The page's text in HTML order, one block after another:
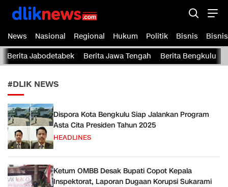
Dliknews.com
dliknews.com – Berita Cepat – Akurat dan Terverifikasi
News Nasional Regional Hukum Politik Bisnis Bisnis
Berita Jabodetabek Berita Jawa Tengah Berita Bengkulu
#DLIK NEWS
Dispora Kota Bengkulu Siap Jalankan Program
Asta Cita Presiden Tahun 2025
HEADLINES
Ketum OMBB Desak Bupati Copot Kepala
Inspektorat, Laporan Dugaan Korupsi Sukarami